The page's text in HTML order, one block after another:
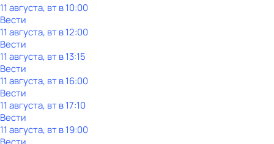
11 августа, вт в 10:00
Вести
11 августа, вт в 12:00
Вести
11 августа, вт в 13:15
Вести
11 августа, вт в 16:00
Вести
11 августа, вт в 17:10
Вести
11 августа, вт в 19:00